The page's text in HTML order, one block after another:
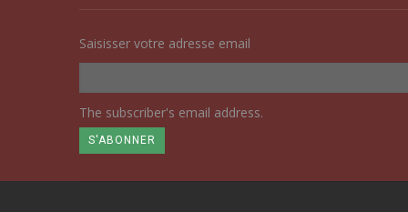
Saisisser votre adresse email
The subscriber's email address.